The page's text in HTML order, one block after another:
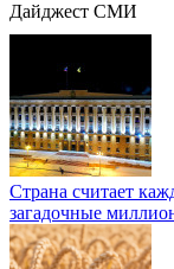
Дайджест СМИ
Страна считает
загадочные